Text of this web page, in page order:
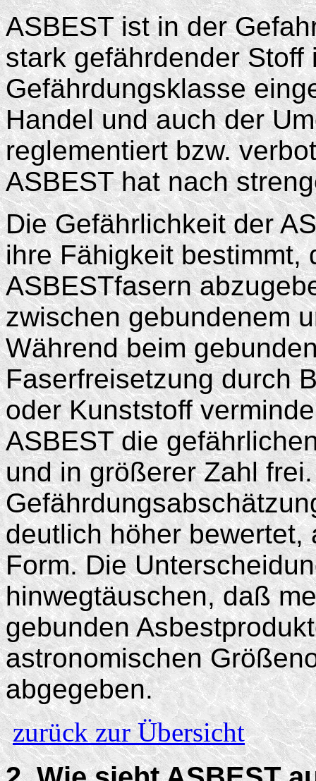
ASBEST ist in der
stark gefährdender Stoff
Gefährdungsklasse
Handel und auch der
reglementiert bzw.
ASBEST hat nach
Die Gefährlichkeit der
ihre Fähigkeit bestimmt,
ASBESTfasern
zwischen gebundenem
Während beim
Faserfreisetzung durch
oder Kunststoff
ASBEST die
und in größerer Zahl
deutlich höher bewertet,
Form. Die
hinwegtäuschen, daß
gebunden
astronomischen
abgegeben.
zurück zur Übersicht